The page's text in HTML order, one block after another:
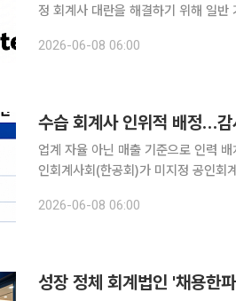
정 회계사 대란을 해결하기 위해 일반
기 때문이다. 7일 업계에 따
2026-06-08 06:00
수습 회계사 인위적 배정…
업계 자율 아닌 매출 기준으로 인력 배치회계
인회계사회(한공회)가 미지정 공인회
4(삼일·삼정·안진·한영) 선호와 채용
2026-06-08 06:00